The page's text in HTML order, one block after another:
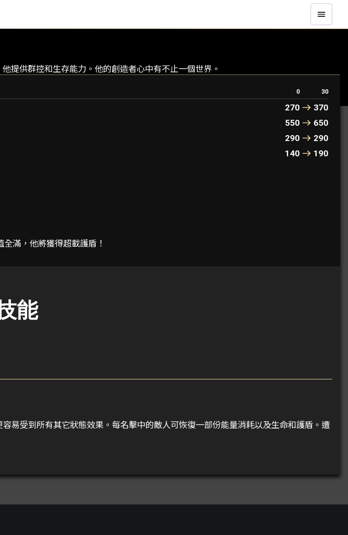
提供群控和生存能力。他的創造者心中有不止一個世界。
0 30
270
370
550
650
290
290
140 190
滿，他將獲得超載護盾！
能
易受到所有其它狀態效果。每名擊中的敵人可恢復一部份能量消耗以及生命和護盾。遭